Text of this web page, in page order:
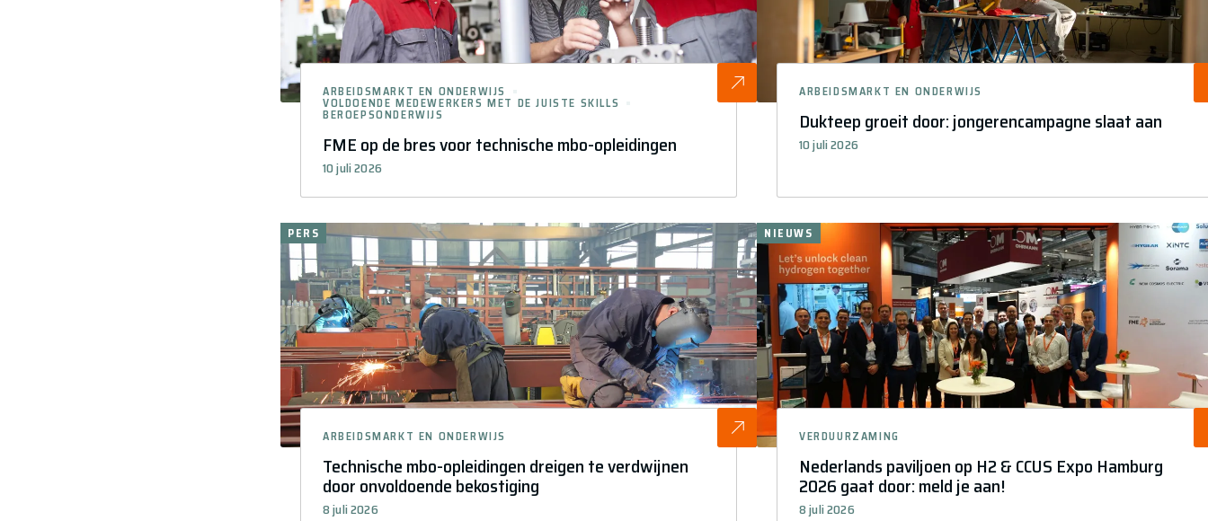
FME op de bres voor technische mbo-opleidingen
10 juli 2026
ARBEIDSMARKT EN ONDERWIJS
VOLDOENDE MEDEWERKERS MET DE JUISTE SKILLS
BEROEPSONDERWIJS Dukteep groeit door: jongerencampagne slaat aan
10 juli 2026
ARBEIDSMARKT EN ONDERWIJS
Technische mbo-opleidingen dreigen te verdwijnen
door onvoldoende bekostiging
8 juli 2026
ARBEIDSMARKT EN ONDERWIJS
PERS
Nederlands paviljoen op H2 & CCUS Expo Hamburg
2026 gaat door: meld je aan!
8 juli 2026
VERDUURZAMING
NIEUWS